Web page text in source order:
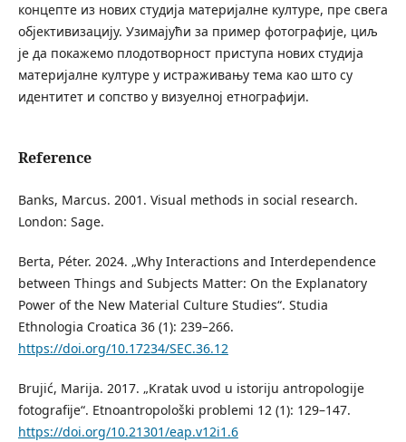
концепте из нових студија материјалне културе, пре свега
објективизацију. Узимајући за пример фотографије, циљ
је да покажемо плодотворност приступа нових студија
материјалне културе у истраживању тема као што су
идентитет и сопство у визуелној етнографији.
Reference
Banks, Marcus. 2001. Visual methods in social research.
London: Sage.
Berta, Péter. 2024. „Why Interactions and Interdependence
between Things and Subjects Matter: On the Explanatory
Power of the New Material Culture Studies“. Studia
Ethnologia Croatica 36 (1): 239–266.
https://doi.org/10.17234/SEC.36.12
Brujić, Marija. 2017. „Kratak uvod u istoriju antropologije
fotografije“. Etnoantropološki problemi 12 (1): 129–147.
https://doi.org/10.21301/eap.v12i1.6